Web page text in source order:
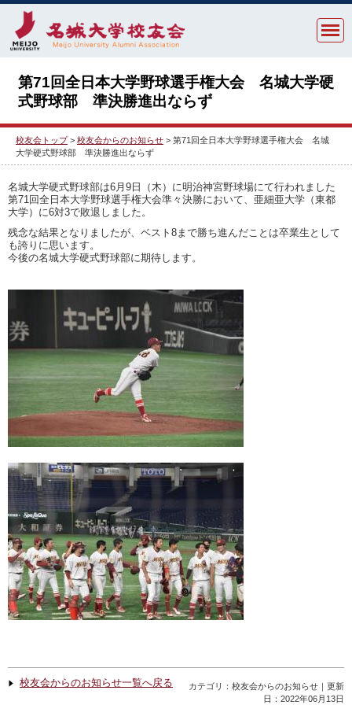
第71回全日本大学野球選手権大会 名城大学硬
式野球部 準決勝進出ならず
校友会トップ > 校友会からのお知らせ > 第71回全日本大学野球選手権大会 名城
大学硬式野球部 準決勝進出ならず
名城大学硬式野球部は6月9日（木）に明治神宮野球場にて行われました
第71回全日本大学野球選手権大会準々決勝において、亜細亜大学（東都
大学）に6対3で敗退しました。
残念な結果となりましたが、ベスト8まで勝ち進んだことは卒業生として
も誇りに思います。
今後の名城大学硬式野球部に期待します。
校友会からのお知らせ一覧へ戻る
カテゴリ：校友会からのお知らせ｜更新
日：2022年06月13日